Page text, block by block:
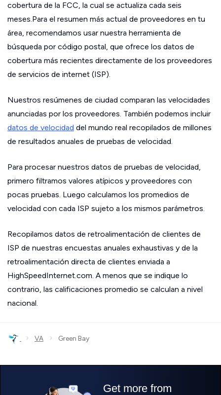
cobertura de la FCC, la cual se actualiza cada seis
meses.Para el resumen más actual de proveedores en tu
área, recomendamos usar nuestra herramienta de
búsqueda por código postal, que ofrece los datos de
cobertura más recientes directamente de los proveedores
de servicios de internet (ISP).
Nuestros resúmenes de ciudad comparan las velocidades
anunciadas por los proveedores. También podemos incluir
datos de velocidad del mundo real recopilados de millones
de resultados anuales de pruebas de velocidad.
Para procesar nuestros datos de pruebas de velocidad,
primero filtramos valores atípicos y proveedores con
pocas pruebas. Luego calculamos los promedios de
velocidad con cada ISP sujeto a los mismos parámetros.
Recopilamos datos de retroalimentación de clientes de
ISP de nuestras encuestas anuales exhaustivas y de la
retroalimentación directa de clientes enviada a
HighSpeedInternet.com. A menos que se indique lo
contrario, las calificaciones promedio se calculan a nivel
nacional.
› VA › Green Bay